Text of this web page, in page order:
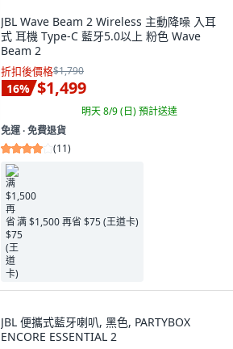
JBL Wave Beam 2 Wireless 主動降噪 入耳
式 耳機 Type-C 藍牙5.0以上 粉色 Wave
Beam 2
折扣後價格$1,790
16% $1,499
明天 8/9 (日)預計送達
免運 ∙ 免費退貨
(11)
满 $1,500 再省 $75 (王道卡)
JBL 便攜式藍牙喇叭, 黑色, PARTYBOX
ENCORE ESSENTIAL 2